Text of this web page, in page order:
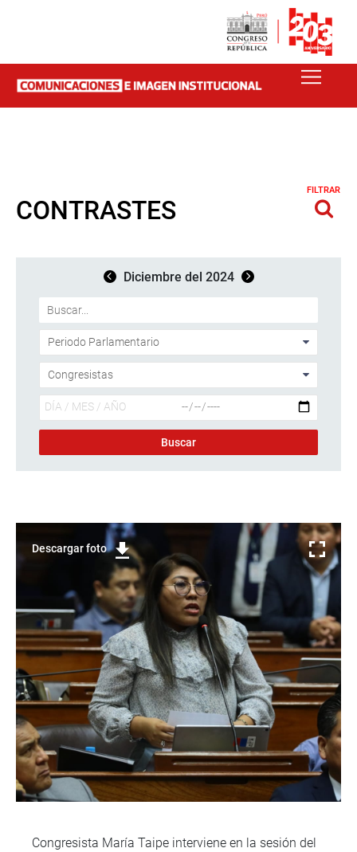
CONTRASTES
FILTRAR
Diciembre del 2024
Descargar foto
Congresista María Taipe interviene en la sesión del